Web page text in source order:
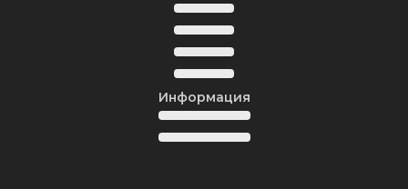
Информация